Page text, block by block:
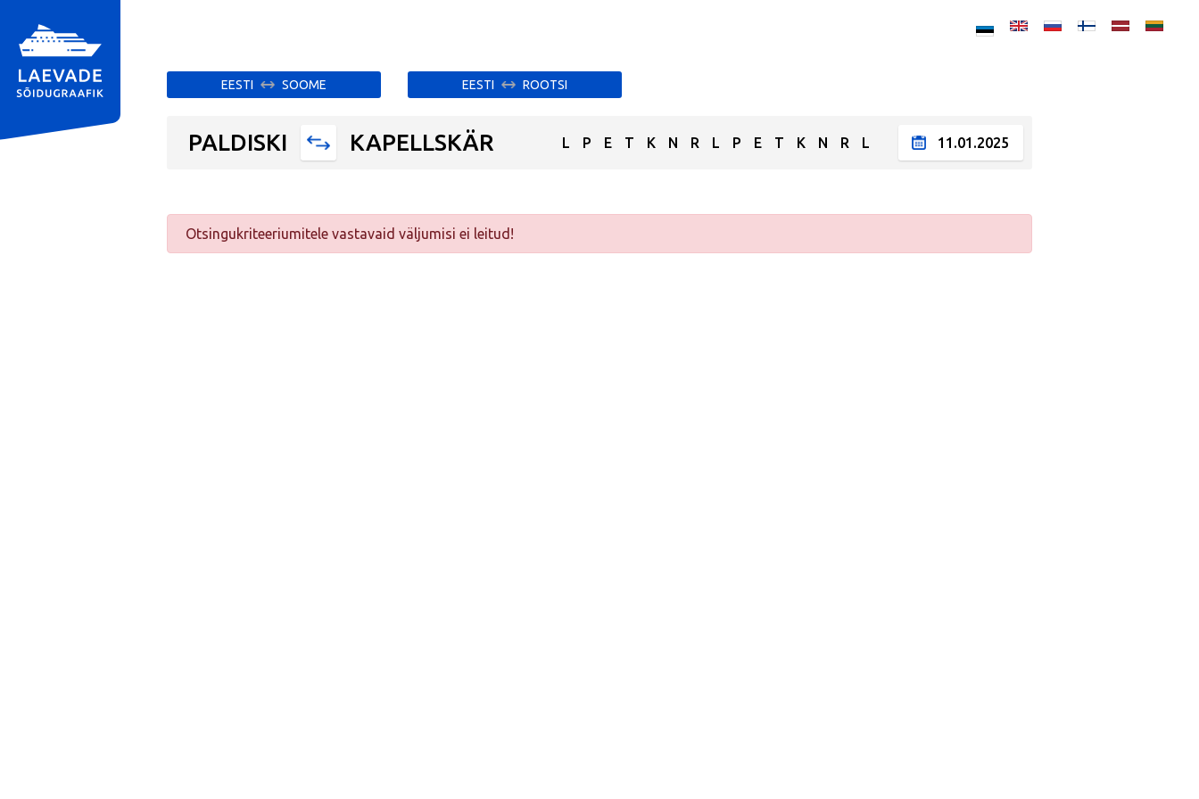
EESTI SOOME EESTI ROOTSI
PALDISKI KAPELLSKÄR L P E T K N R L P E T K N R L
Otsingukriteeriumitele vastavaid väljumisi ei leitud!